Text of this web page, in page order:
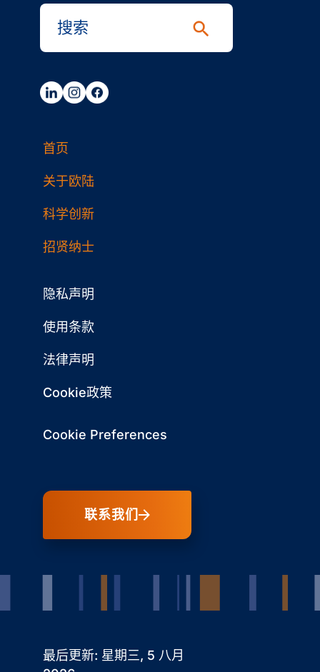
首页
关于欧陆
科学创新
招贤纳士
隐私声明
使用条款
法律声明
Cookie政策
Cookie Preferences
联系我们
最后更新: 星期三, 5 八月